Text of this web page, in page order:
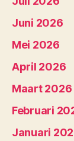
Juni 2026
Mei 2026
April 2026
Maart 2026
Februari
Januari